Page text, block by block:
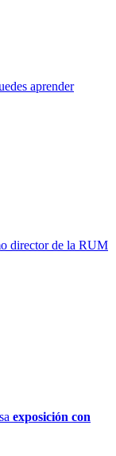
aprender
director de la RUM
exposición con